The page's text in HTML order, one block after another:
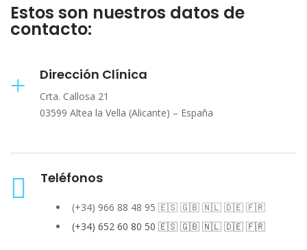
Estos son nuestros datos de
contacto:
Dirección Clínica
Crta. Callosa 21
03599 Altea la Vella (Alicante) – España
Teléfonos
(+34) 966 88 48 95 🇪🇸 🇬🇧 🇳🇱 🇩🇪 🇫🇷
(+34) 652 60 80 50 🇪🇸 🇬🇧 🇳🇱 🇩🇪 🇫🇷